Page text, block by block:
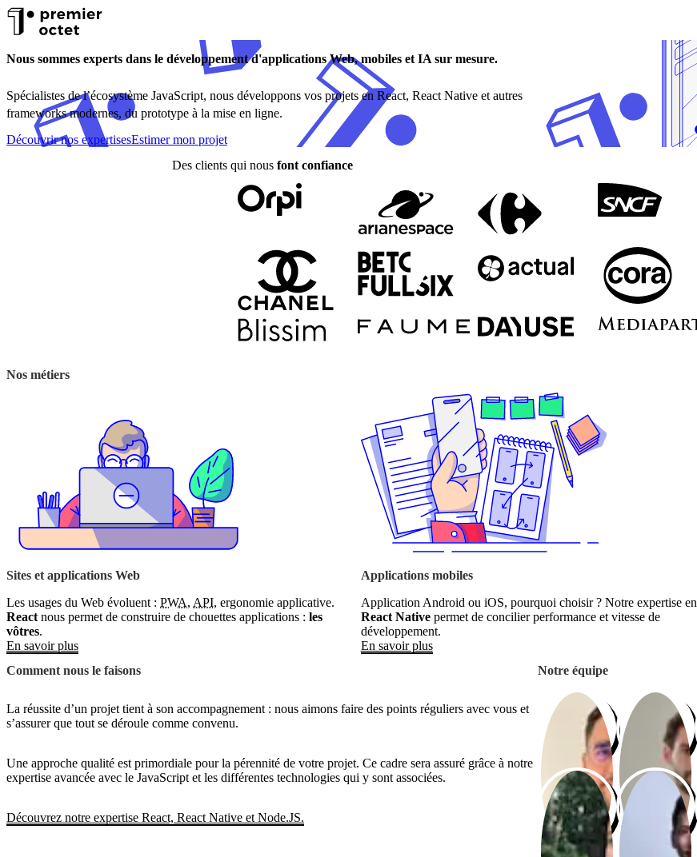
Nous sommes experts dans le développement d'applications Web, mobiles et IA sur mesure.
Spécialistes de l’écosystème JavaScript, nous développons vos projets en React, React Native et autres
frameworks modernes, du prototype à la mise en ligne.
Découvrir nos expertisesEstimer mon projet
Des clients qui nous font confiance
Nos métiers
Sites et applications Web
Les usages du Web évoluent : PWA, API, ergonomie applicative.
React nous permet de construire de chouettes applications : les
vôtres.
En savoir plus
Applications mobiles
Application Android ou iOS, pourquoi choisir ? Notre expertise en
React Native permet de concilier performance et vitesse de
développement.
En savoir plus
Comment nous le faisons
La réussite d’un projet tient à son accompagnement : nous aimons faire des points réguliers avec vous et
s’assurer que tout se déroule comme convenu.
Une approche qualité est primordiale pour la pérennité de votre projet. Ce cadre sera assuré grâce à notre
expertise avancée avec le JavaScript et les différentes technologies qui y sont associées.
Découvrez notre expertise React, React Native et Node.JS.
Notre équipe